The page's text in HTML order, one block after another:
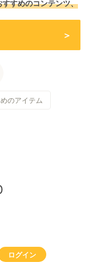
すめのコンテンツ、
のアイテム
ログイン